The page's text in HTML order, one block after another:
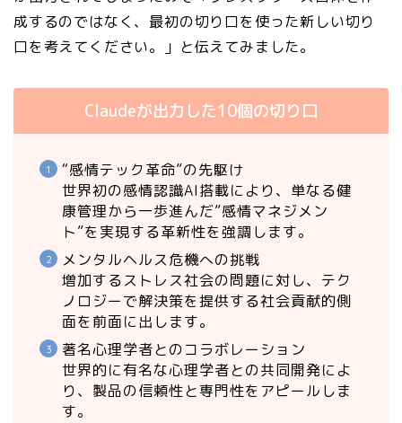
成するのではなく、最初の切り口を使った新しい切り
口を考えてください。」と伝えてみました。
Claudeが出力した10個の切り口
“感情テック革命”の先駆け
世界初の感情認識AI搭載により、単なる健
康管理から一歩進んだ”感情マネジメン
ト”を実現する革新性を強調します。
メンタルヘルス危機への挑戦
増加するストレス社会の問題に対し、テク
ノロジーで解決策を提供する社会貢献的側
面を前面に出します。
著名心理学者とのコラボレーション
世界的に有名な心理学者との共同開発によ
り、製品の信頼性と専門性をアピールしま
す。